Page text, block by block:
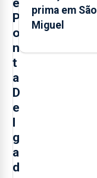
P
o
n
t
a
D
e
l
g
a
d
prima em São
Miguel